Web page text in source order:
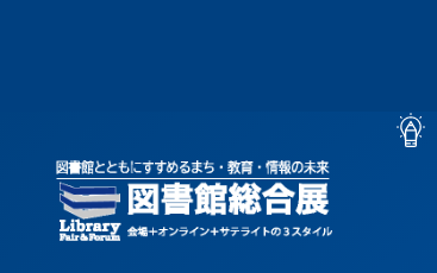
ー
ザ
メ